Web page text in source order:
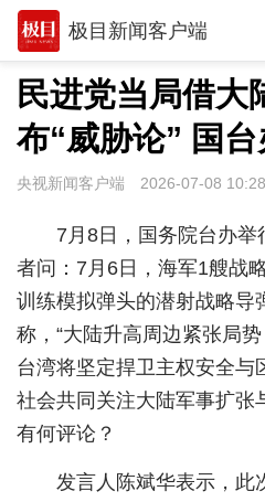
极目新闻客户端
推荐
体育
观点
湖北
武汉
世相
环球
专题
极客圈
民进党当局借大
布“威胁论” 国
央视新闻客户端 2026-07-08
7月8日，国务院台办
者问：7月6日，海军1艘战
训练模拟弹头的潜射战略导
称，“大陆升高周边紧张局
台湾将坚定捍卫主权安全与
社会共同关注大陆军事扩张
有何评论？
发言人陈斌华表示，此